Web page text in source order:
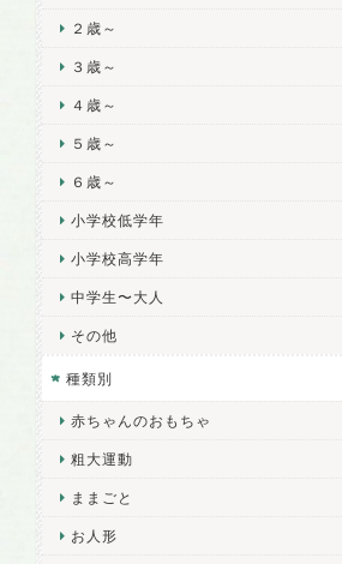
２歳～
３歳～
４歳～
５歳～
６歳～
小学校低学年
小学校高学年
中学生〜大人
その他
種類別
赤ちゃんのおもちゃ
粗大運動
ままごと
お人形